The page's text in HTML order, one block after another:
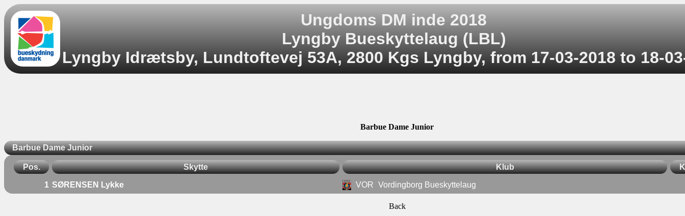
Ungdoms DM inde 2018
Lyngby Bueskyttelaug (LBL)
Lyngby Idrætsby, Lundtoftevej 53A, 2800 Kgs Lyngby, from 17-03-2018 to 18-
Barbue Dame Junior
Barbue Dame Junior
Pos. Skytte Klub
1 SØRENSEN Lykke VOR Vordingborg Bueskyttelaug
Back